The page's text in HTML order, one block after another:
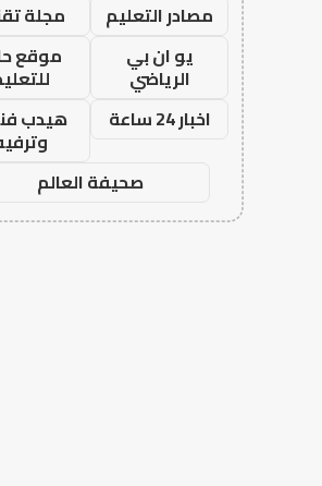
مصادر التعليم
مجلة
يو ان بي
الرياضي
موقع
اخبار 24 ساعة
هيدب
صحيفة العالم